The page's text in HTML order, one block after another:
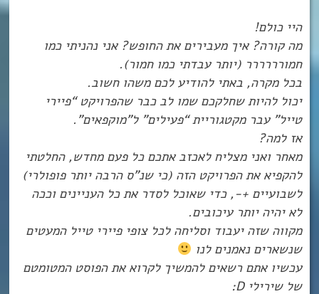
היי כולם!
מה קורה? איך מעבירים את החופש? אני נהניתי כמו
חמורררררר (יותר עבדתי כמו חמור).
בכל מקרה, באתי להודיע לכם משהו חשוב.
יכול להיות שחלקכם שמו לב כבר שהפרויקט “פיירי
טייל” עבר מקטגוריית “פעילים” ל”מוקפאים”.
אז למה?
מאחר ואני מצליח לאכזב אתכם כל פעם מחדש, החלטתי
להקפיא את הפרויקט הזה (כי שנ”ס הרבה יותר פופולרי)
לשבועיים +-, כדי שאוכל לסדר את כל העניינים וככה
לא יהיה יותר עיכובים.
מקווה שזה יעבוד וסליחה לכל צופי פיירי טייל המעטים
שנשארים נאמנים לנו
עכשיו אתם רשאים להמשיך לקרוא את הפוסט המטומטם
של שירילי D: